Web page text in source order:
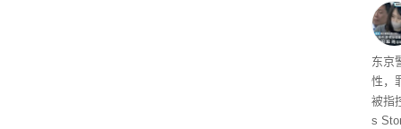
27
东京
性，
被指
s